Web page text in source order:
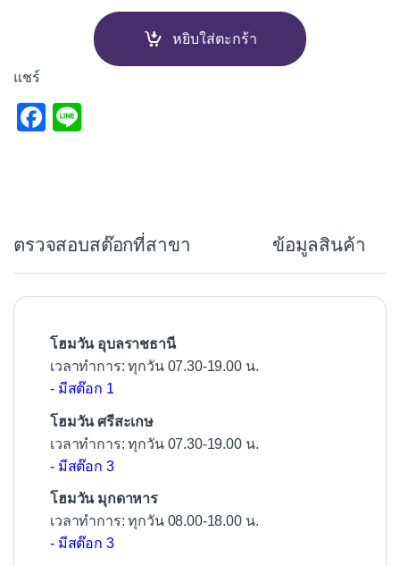
หยิบใส่ตะกร้า
แชร์
F
o
o
ตรวจสอบสต๊อกที่สาขา ข้อมูลสินค้า
โฮมวัน อุบลราชธานี
เวลาทำการ: ทุกวัน 07.30-19.00 น.
- มีสต๊อก 1
โฮมวัน ศรีสะเกษ
เวลาทำการ: ทุกวัน 07.30-19.00 น.
- มีสต๊อก 3
โฮมวัน มุกดาหาร
เวลาทำการ: ทุกวัน 08.00-18.00 น.
- มีสต๊อก 3